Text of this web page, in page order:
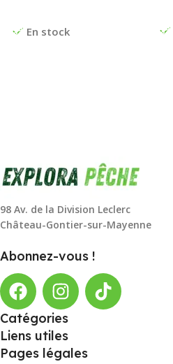
En stock
98 Av. de la Division Leclerc
Château-Gontier-sur-Mayenne
Abonnez-vous !
Catégories
Liens utiles
Pages légales